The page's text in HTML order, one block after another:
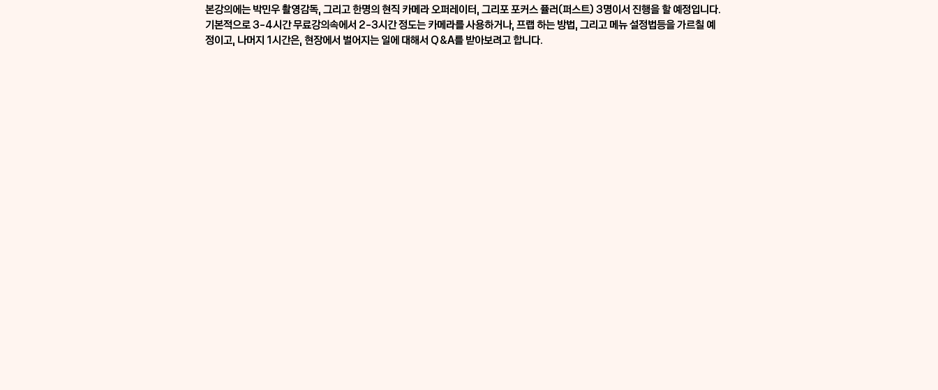
본강의에는 박민우 촬영감독, 그리고 한명의 현직 카메라 오퍼레이터, 그리포 포커스 퓰러(퍼스트) 3명이서 진행을 할 예정입니다.
기본적으로 3-4시간 무료강의속에서 2-3시간 정도는 카메라를 사용하거나, 프랩 하는 방법, 그리고 메뉴 설정법등을 가르칠 예
정이고, 나머지 1시간은, 현장에서 벌어지는 일에 대해서 Q&A를 받아보려고 합니다.